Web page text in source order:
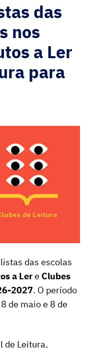
das
nos
a Ler
para
das escolas
a Lere Clubes
2027. O período
de maio e 8 de
de Leitura,